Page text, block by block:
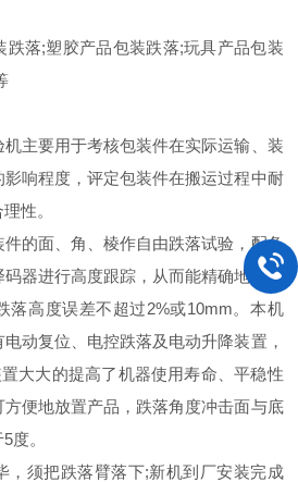
落;塑胶产品包装跌落;玩具产品包装
主要用于考核包装件在实际运输、装
响程度，评定包装件在搬运过程中耐
性。
的面、角、棱作自由跌落试验，配备
器进行高度跟踪，从而能精确地给出
落高度误差不超过2%或10mm。本机
动复位、电控跌落及电动升降装置，
大大的提高了机器使用寿命、平稳性
便地放置产品，跌落角度冲击面与底
度。
须把跌落臂落下;新机到厂安装完成